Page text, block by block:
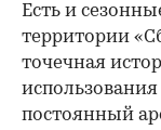
Есть и
территории
точечная
использования
постоянный